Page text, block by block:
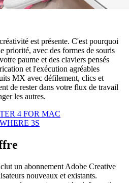
est présente. C'est pourquoi
priorité, avec des formes de souris
paume et des claviers pensés
et l'exécution agréables
MX avec défilement, clics et
de rester dans votre flux de travail
les autres.
4 FOR MAC
3S
un abonnement Adobe Creative
nouveaux et existants.